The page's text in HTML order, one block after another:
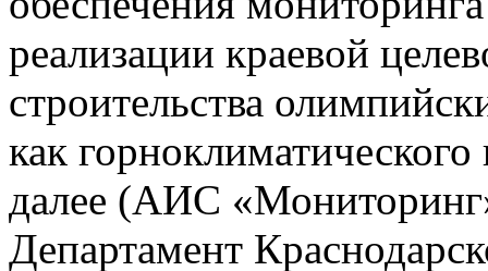
реализации краевой
строительства
как
далее (АИС
Департамент